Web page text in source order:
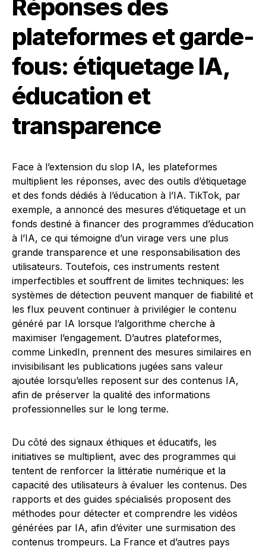
Réponses des
plateformes et garde-
fous: étiquetage IA,
éducation et
transparence
Face à l’extension du slop IA, les plateformes
multiplient les réponses, avec des outils d’étiquetage
et des fonds dédiés à l’éducation à l’IA. TikTok, par
exemple, a annoncé des mesures d’étiquetage et un
fonds destiné à financer des programmes d’éducation
à l’IA, ce qui témoigne d’un virage vers une plus
grande transparence et une responsabilisation des
utilisateurs. Toutefois, ces instruments restent
imperfectibles et souffrent de limites techniques: les
systèmes de détection peuvent manquer de fiabilité et
les flux peuvent continuer à privilégier le contenu
généré par IA lorsque l’algorithme cherche à
maximiser l’engagement. D’autres plateformes,
comme LinkedIn, prennent des mesures similaires en
invisibilisant les publications jugées sans valeur
ajoutée lorsqu’elles reposent sur des contenus IA,
afin de préserver la qualité des informations
professionnelles sur le long terme.
Du côté des signaux éthiques et éducatifs, les
initiatives se multiplient, avec des programmes qui
tentent de renforcer la littératie numérique et la
capacité des utilisateurs à évaluer les contenus. Des
rapports et des guides spécialisés proposent des
méthodes pour détecter et comprendre les vidéos
générées par IA, afin d’éviter une surmisation des
contenus trompeurs. La France et d’autres pays